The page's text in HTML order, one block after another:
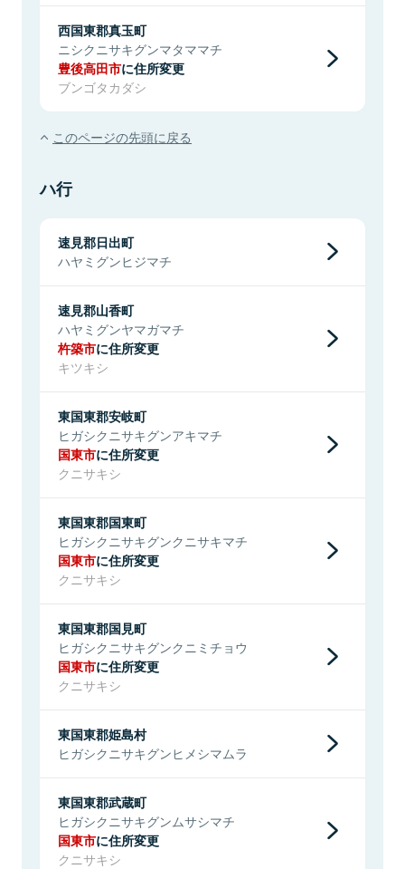
西国東郡真玉町
ニシクニサキグンマタママチ
豊後高田市に住所変更
ブンゴタカダシ
このページの先頭に戻る
ハ行
速見郡日出町
ハヤミグンヒジマチ
速見郡山香町
ハヤミグンヤマガマチ
杵築市に住所変更
キツキシ
東国東郡安岐町
ヒガシクニサキグンアキマチ
国東市に住所変更
クニサキシ
東国東郡国東町
ヒガシクニサキグンクニサキマチ
国東市に住所変更
クニサキシ
東国東郡国見町
ヒガシクニサキグンクニミチョウ
国東市に住所変更
クニサキシ
東国東郡姫島村
ヒガシクニサキグンヒメシマムラ
東国東郡武蔵町
ヒガシクニサキグンムサシマチ
国東市に住所変更
クニサキシ